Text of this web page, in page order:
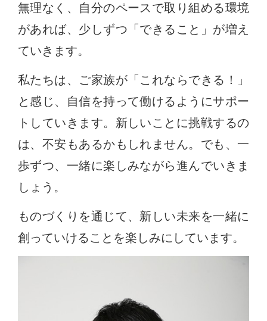
無理なく、自分のペースで取り組める環境
があれば、少しずつ「できること」が増え
ていきます。
私たちは、ご家族が「これならできる！」
と感じ、自信を持って働けるようにサポー
トしていきます。新しいことに挑戦するの
は、不安もあるかもしれません。でも、一
歩ずつ、一緒に楽しみながら進んでいきま
しょう。
ものづくりを通じて、新しい未来を一緒に
創っていけることを楽しみにしています。